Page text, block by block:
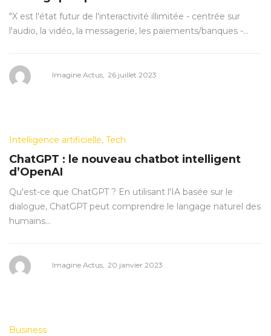
"X est l'état futur de l'interactivité illimitée - centrée sur
l'audio, la vidéo, la messagerie, les paiements/banques -…
Imagine Actus Posted
26 juillet 2023
Posted
in
Intelligence artificielle Tech
ChatGPT : le nouveau chatbot intelligent
d’OpenAI
Qu'est-ce que ChatGPT ? En utilisant l'IA basée sur le
dialogue, ChatGPT peut comprendre le langage naturel des
humains…
Imagine Actus Posted
20 janvier 2023
Posted
Business